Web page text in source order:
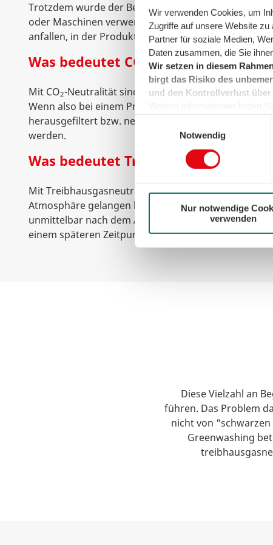
Wir verwenden Cookies, um
Zugriffe auf unsere Website
Partner für soziale Medien,
Daten zusammen, die Sie
Wir setzen in diesem
birgt das Risiko des
und den Kontrollverlust über
der Cookies auf das
Einwilligungsauswahl
Notwendig
Nur notwendige
verwenden
Trotzdem wurde der Begriff immer wieder mal
oder Maschinen verwendet, für die vielleicht im
anfallen, in der Produktion oder Lieferung aber
Was bedeutet CO 2-neutral?
Mit CO2-Neutralität sind wirklich nur
Wenn also bei einem Produkt das Treibhausgas
herausgefiltert bzw. neutralisiert wird, kann es als CO
werden.
Was bedeutet
Mit Treibhausgasneutralität ist gemeint, dass alle
Atmosphäre gelangen könnten, herausgefiltert
unmittelbar nach dem Ausstoß der Gase passieren,
einem späteren Zeitpunkt erfolgen.
Diese Vielzahl an
führen. Das Problem
nicht von
Greenwashing